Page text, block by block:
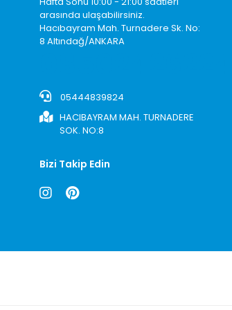
arasında ulaşabilirsiniz.
Hacıbayram Mah. Turnadere Sk. No:
8 Altındağ/ANKARA
05444839824
HACIBAYRAM MAH. TURNADERE
SOK. NO:8
Bizi Takip Edin